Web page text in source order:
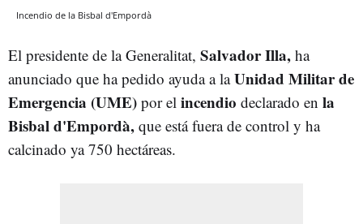
Incendio de la Bisbal d'Empordà
El presidente de la Generalitat, Salvador Illa, ha
anunciado que ha pedido ayuda a laUnidad Militar de
Emergencia (UME) por el incendio declarado en la
Bisbal d'Empordà, que está fuera de control y ha
calcinado ya 750 hectáreas.